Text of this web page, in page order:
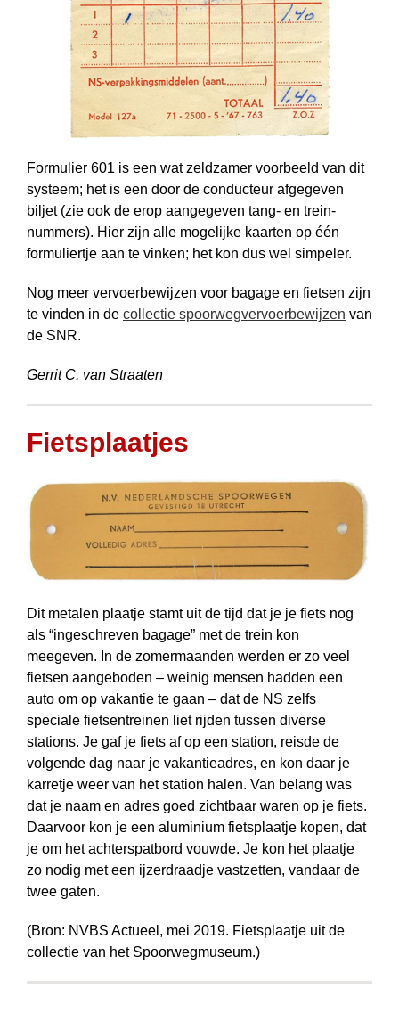
Formulier 601 is een wat zeldzamer voorbeeld van dit
systeem; het is een door de conducteur afgegeven
biljet (zie ook de erop aangegeven tang- en trein­
nummers). Hier zijn alle mogelijke kaarten op één
formuliertje aan te vinken; het kon dus wel simpeler.
Nog meer vervoerbewijzen voor bagage en fietsen zijn
te vinden in de collectie spoorwegvervoerbewijzen van
de SNR.
Gerrit C. van Straaten
Fietsplaatjes
Dit metalen plaatje stamt uit de tijd dat je je fiets nog
als “ingeschreven bagage” met de trein kon
meegeven. In de zomermaanden werden er zo veel
fietsen aangeboden – weinig mensen hadden een
auto om op vakantie te gaan – dat de NS zelfs
speciale fietsentreinen liet rijden tussen diverse
stations. Je gaf je fiets af op een station, reisde de
volgende dag naar je vakantieadres, en kon daar je
karretje weer van het station halen. Van belang was
dat je naam en adres goed zichtbaar waren op je fiets.
Daarvoor kon je een aluminium fietsplaatje kopen, dat
je om het achter­spatbord vouwde. Je kon het plaatje
zo nodig met een ijzer­draadje vastzetten, vandaar de
twee gaten.
(Bron: NVBS Actueel, mei 2019. Fietsplaatje uit de
collectie van het Spoorweg­museum.)